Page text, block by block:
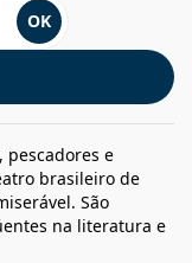
OK
pescadores e
brasileiro de
São
na literatura e